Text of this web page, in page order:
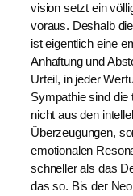
vision setzt ein
voraus. Deshalb
ist eigentlich eine
Anhaftung und
Urteil, in jeder
Sympathie sind
nicht aus den
Überzeugungen,
emotionalen
schneller als das
das so. Bis der